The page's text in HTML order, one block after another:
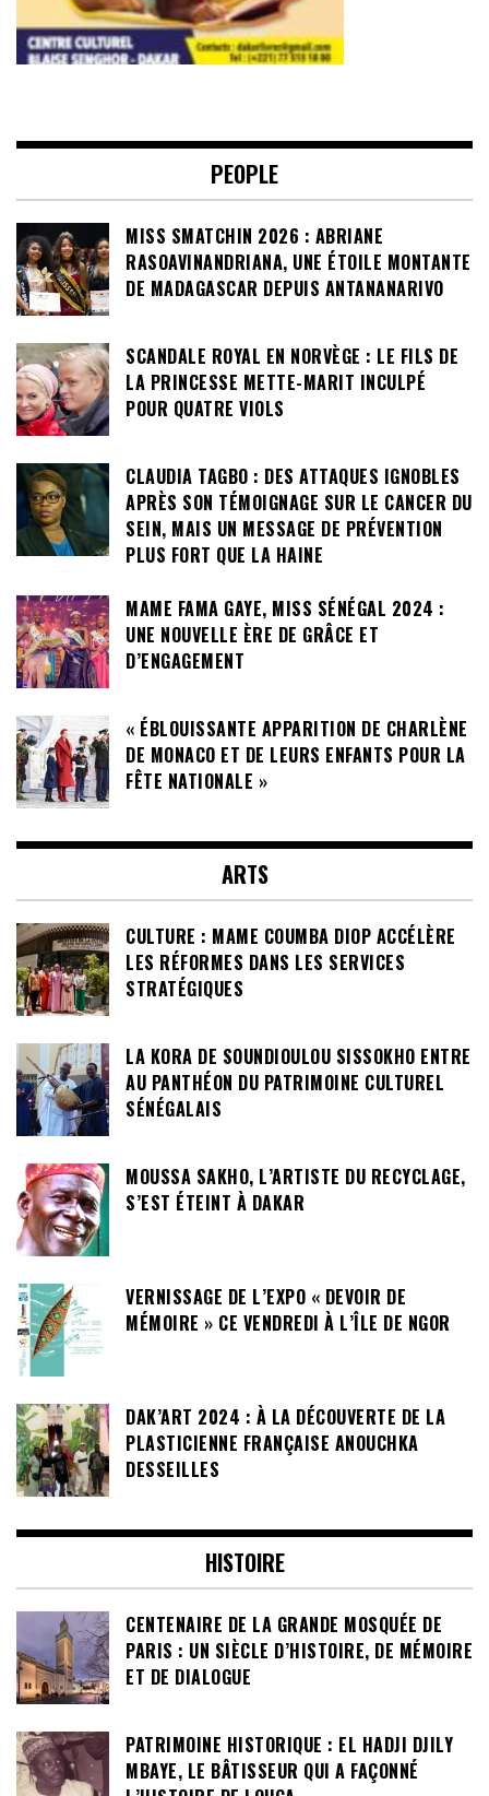
PEOPLE
MISS SMATCHIN 2026 : ABRIANE
RASOAVINANDRIANA, UNE ÉTOILE MONTANTE
DE MADAGASCAR DEPUIS ANTANANARIVO
SCANDALE ROYAL EN NORVÈGE : LE FILS DE
LA PRINCESSE METTE-MARIT INCULPÉ
POUR QUATRE VIOLS
CLAUDIA TAGBO : DES ATTAQUES IGNOBLES
APRÈS SON TÉMOIGNAGE SUR LE CANCER DU
SEIN, MAIS UN MESSAGE DE PRÉVENTION
PLUS FORT QUE LA HAINE
MAME FAMA GAYE, MISS SÉNÉGAL 2024 :
UNE NOUVELLE ÈRE DE GRÂCE ET
D’ENGAGEMENT
« ÉBLOUISSANTE APPARITION DE CHARLÈNE
DE MONACO ET DE LEURS ENFANTS POUR LA
FÊTE NATIONALE »
ARTS
CULTURE : MAME COUMBA DIOP ACCÉLÈRE
LES RÉFORMES DANS LES SERVICES
STRATÉGIQUES
LA KORA DE SOUNDIOULOU SISSOKHO ENTRE
AU PANTHÉON DU PATRIMOINE CULTUREL
SÉNÉGALAIS
MOUSSA SAKHO, L’ARTISTE DU RECYCLAGE,
S’EST ÉTEINT À DAKAR
VERNISSAGE DE L’EXPO « DEVOIR DE
MÉMOIRE » CE VENDREDI À L’ÎLE DE NGOR
DAK’ART 2024 : À LA DÉCOUVERTE DE LA
PLASTICIENNE FRANÇAISE ANOUCHKA
DESSEILLES
HISTOIRE
CENTENAIRE DE LA GRANDE MOSQUÉE DE
PARIS : UN SIÈCLE D’HISTOIRE, DE MÉMOIRE
ET DE DIALOGUE
PATRIMOINE HISTORIQUE : EL HADJI DJILY
MBAYE, LE BÂTISSEUR QUI A FAÇONNÉ